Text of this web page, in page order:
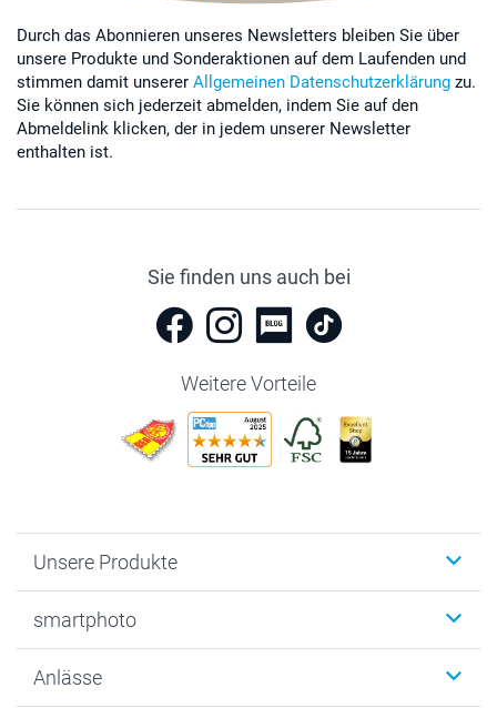
Durch das Abonnieren unseres Newsletters bleiben Sie über
unsere Produkte und Sonderaktionen auf dem Laufenden und
stimmen damit unserer Allgemeinen Datenschutzerklärung zu.
Sie können sich jederzeit abmelden, indem Sie auf den
Abmeldelink klicken, der in jedem unserer Newsletter
enthalten ist.
Sie finden uns auch bei
Weitere Vorteile
Unsere Produkte
Fotogeschenke
MyNameBook
smartphoto
Warum smartphoto
Anlässe